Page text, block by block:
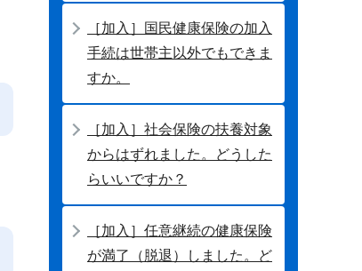
［加入］国民健康保険の加入
手続は世帯主以外でもできま
すか。
［加入］社会保険の扶養対象
からはずれました。どうした
らいいですか？
［加入］任意継続の健康保険
が満了（脱退）しました。ど